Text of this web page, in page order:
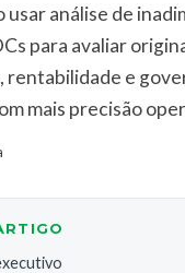
usar análise de
para avaliar
rentabilidade e
mais precisão